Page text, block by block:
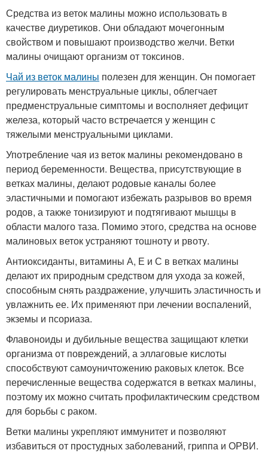
Средства из веток малины можно использовать в
качестве диуретиков. Они обладают мочегонным
свойством и повышают производство желчи. Ветки
малины очищают организм от токсинов.
Чай из веток малины полезен для женщин. Он помогает
регулировать менструальные циклы, облегчает
предменструальные симптомы и восполняет дефицит
железа, который часто встречается у женщин с
тяжелыми менструальными циклами.
Употребление чая из веток малины рекомендовано в
период беременности. Вещества, присутствующие в
ветках малины, делают родовые каналы более
эластичными и помогают избежать разрывов во время
родов, а также тонизируют и подтягивают мышцы в
области малого таза. Помимо этого, средства на основе
малиновых веток устраняют тошноту и рвоту.
Антиоксиданты, витамины А, Е и С в ветках малины
делают их природным средством для ухода за кожей,
способным снять раздражение, улучшить эластичность и
увлажнить ее. Их применяют при лечении воспалений,
экземы и псориаза.
Флавоноиды и дубильные вещества защищают клетки
организма от повреждений, а эллаговые кислоты
способствуют самоуничтожению раковых клеток. Все
перечисленные вещества содержатся в ветках малины,
поэтому их можно считать профилактическим средством
для борьбы с раком.
Ветки малины укрепляют иммунитет и позволяют
избавиться от простудных заболеваний, гриппа и ОРВИ.